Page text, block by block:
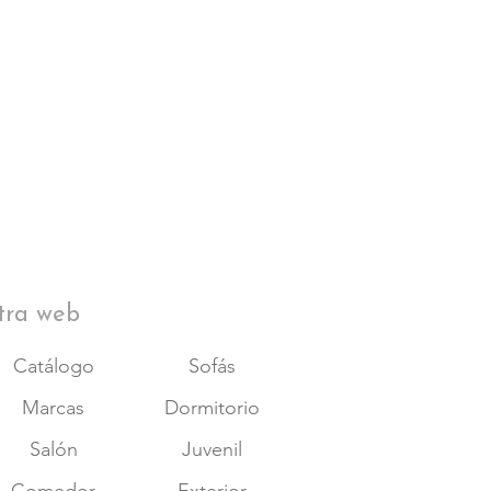
Catálogo
Marcas
Salón
web
Sofás
Dormitorio
Juvenil